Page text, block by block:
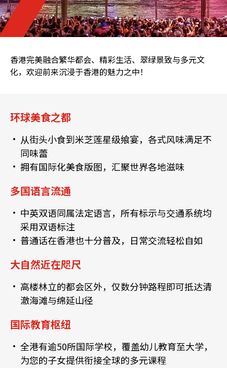
香港完美融合繁华都会、精彩生活、翠绿景致与多元文
化，欢迎前来沉浸于香港的魅力之中！
环球美食之都
从街头小食到米芝莲星级飨宴，各式风味满足不
同味蕾
拥有国际化美食版图，汇聚世界各地滋味
多国语言流通
中英双语同属法定语言，所有标示与交通系统均
采用双语标注
普通话在香港也十分普及，日常交流轻松自如
大自然近在咫尺
高楼林立的都会区外，仅数分钟路程即可抵达清
澈海滩与绵延山径
国际教育枢纽
全港有逾50所国际学校，覆盖幼儿教育至大学，
为您的子女提供衔接全球的多元课程